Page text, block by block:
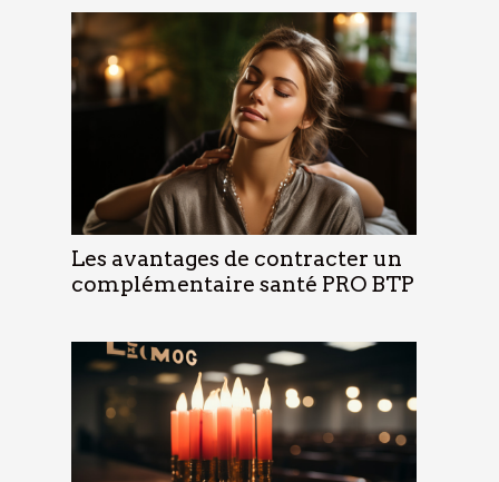
Les avantages de contracter un
complémentaire santé PRO BTP